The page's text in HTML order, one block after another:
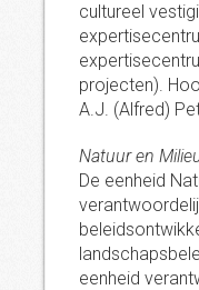
cultureel
projecten).
A.J. (Alfred)
Natuur en
De eenheid
eenheid